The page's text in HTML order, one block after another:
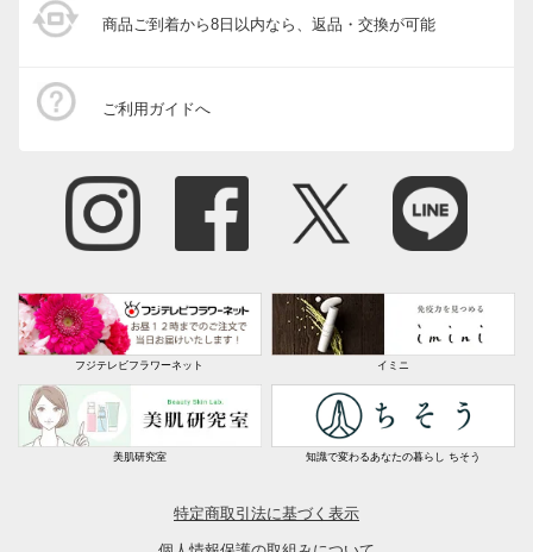
商品ご到着から8日以内なら、返品・交換が可能
ご利用ガイドへ
フジテレビフラワーネット イミニ
美肌研究室 知識で変わるあなたの暮らし ちそう
特定商取引法に基づく表示